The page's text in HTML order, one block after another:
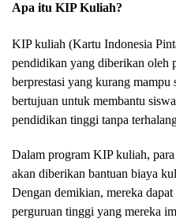
Apa itu KIP Kuliah?
KIP kuliah (Kartu Indonesia
pendidikan yang diberikan oleh
berprestasi yang kurang
bertujuan untuk membantu
pendidikan tinggi tanpa
Dalam program KIP kuliah,
akan diberikan bantuan biaya
Dengan demikian, mereka
perguruan tinggi yang mereka